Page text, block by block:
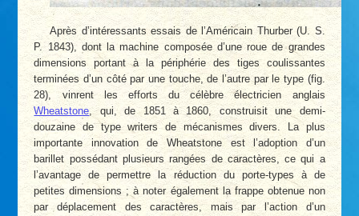
Après d’intéressants essais de l’Américain Thurber (U. S.
P. 1843), dont la machine composée d’une roue de grandes
dimensions portant à la périphérie des tiges coulissantes
terminées d’un côté par une touche, de l’autre par le type (fig.
28), vinrent les efforts du célèbre électricien anglais
Wheatstone , qui, de 1851 à 1860, construisit une demi-
douzaine de type writers de mécanismes divers. La plus
importante innovation de Wheatstone est l’adoption d’un
barillet possédant plusieurs rangées de caractères, ce qui a
l’avantage de permettre la réduction du porte-types à de
petites dimensions ; à noter également la frappe obtenue non
par déplacement des caractères, mais par l’action d’un